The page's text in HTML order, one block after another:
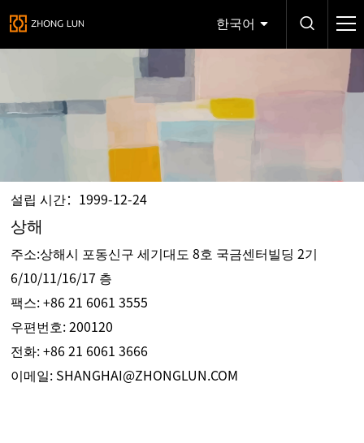
한국어
설립 시간：1999-12-24
상해
주소:상해시 포동신구 세기대도 8호 국금센터빌딩 2기
6/10/11/16/17 층
팩스: +86 21 6061 3555
우편번호: 200120
전화:+86 21 6061 3666
이메일: SHANGHAI@ZHONGLUN.COM